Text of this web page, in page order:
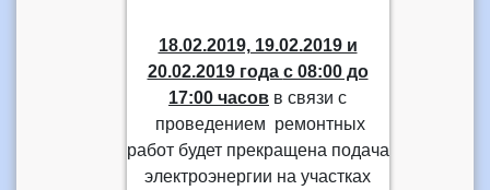
18.02.2019, 19.02.2019 и
20.02.2019 года с 08:00 до
17:00 часов в связи с
проведением ремонтных
работ будет прекращена подача
электроэнергии на участках